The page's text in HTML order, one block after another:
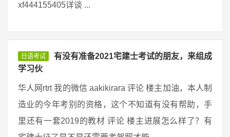
xf444155405详谈 ...
日语考试
有没有准备2021宅建士考试的朋友，来组成
学习伙
华人网rtrt 我的微信 aakikirara 评论 楼主加油，本人制
造业的今年考别的资格，这个不知道有没有帮助，手
里还有一套2019的教材 评论 楼主进展怎么样了？有